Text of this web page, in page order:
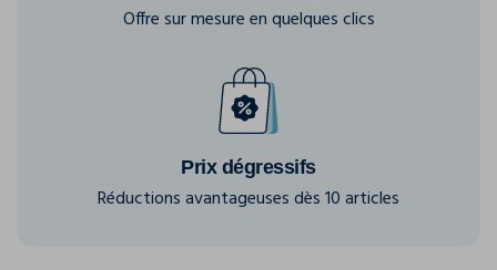
Offre sur mesure en quelques clics
Prix dégressifs
Réductions avantageuses dès 10 articles